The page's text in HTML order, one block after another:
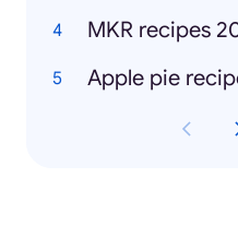
MKR recipes
Apple pie